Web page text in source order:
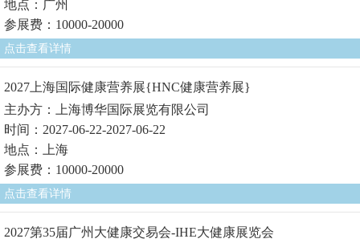
地点：广州
参展费：10000-20000
点击查看详情
2027上海国际健康营养展{HNC健康营养展}
主办方：上海博华国际展览有限公司
时间：2027-06-22-2027-06-22
地点：上海
参展费：10000-20000
点击查看详情
2027第35届广州大健康交易会-IHE大健康展览会